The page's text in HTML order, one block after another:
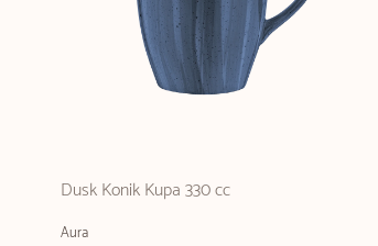
Dusk Konik Kupa 330 cc
Aura